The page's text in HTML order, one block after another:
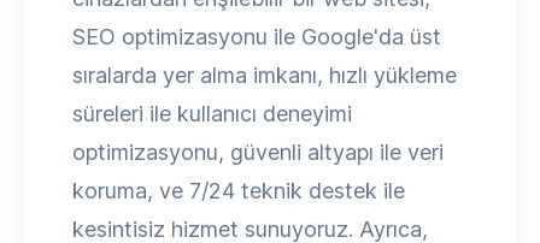
SEO optimizasyonu ile Google'da üst
sıralarda yer alma imkanı, hızlı yükleme
süreleri ile kullanıcı deneyimi
optimizasyonu, güvenli altyapı ile veri
koruma, ve 7/24 teknik destek ile
kesintisiz hizmet sunuyoruz. Ayrıca,